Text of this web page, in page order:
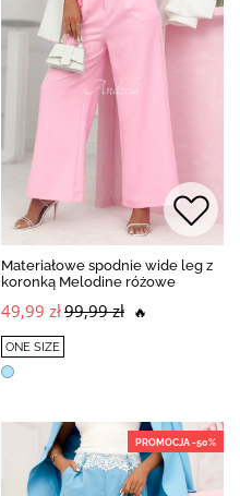
Materiałowe spodnie wide leg z
koronką Melodine różowe
49,99 zł99,99 zł 🔥
ONE SIZE
PROMOCJA -50%